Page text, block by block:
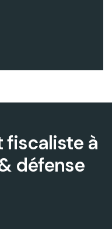
fiscaliste à
défense